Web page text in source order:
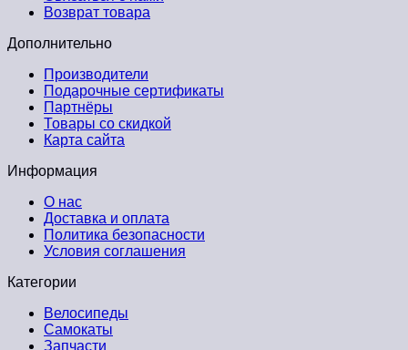
Возврат товара
Дополнительно
Производители
Подарочные сертификаты
Партнёры
Товары со скидкой
Карта сайта
Информация
О нас
Доставка и оплата
Политика безопасности
Условия соглашения
Категории
Велосипеды
Самокаты
Запчасти